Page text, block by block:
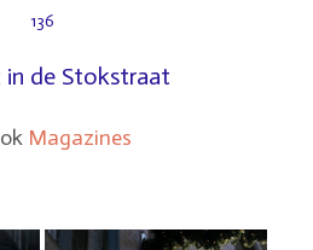
136
in de Stokstraat
Magazines